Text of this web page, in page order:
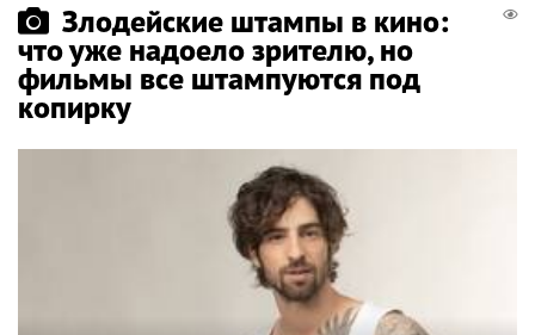
Злодейские штампы в кино:
что уже надоело зрителю, но
фильмы все штампуются под
копирку